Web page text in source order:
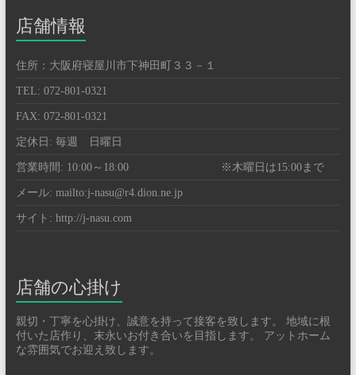
店舗情報
住所：大阪府寝屋川市下神田町３３－１
TEL: 072-801-0321
FAX: 072-801-0321
定休日: 毎週 日曜日
営業時間: 10:00～18:00 ※木曜日は15:00まで
メール: mailto:j-nasu@r4.dion.ne.jp
サイト: http://j-nasu.com
店舗の心掛け
親切・丁寧を心掛け、誠意を持って接客を致します。 地域に根
付いた店作り、末永いお付き合いを目指します。 アットホーム
な雰囲気でお迎え致します。